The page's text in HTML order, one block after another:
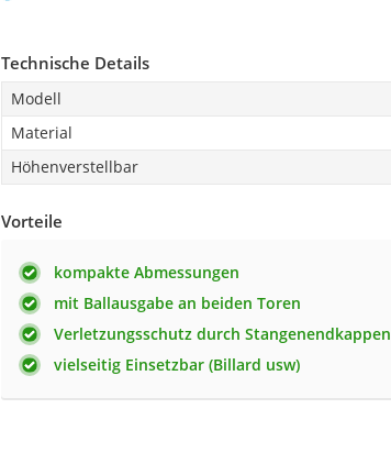
Technische Details
Modell
Material
Höhenverstellbar
Vorteile
kompakte Abmessungen
mit Ballausgabe an beiden Toren
Verletzungsschutz durch Stangenendkappen
vielseitig Einsetzbar (Billard usw)